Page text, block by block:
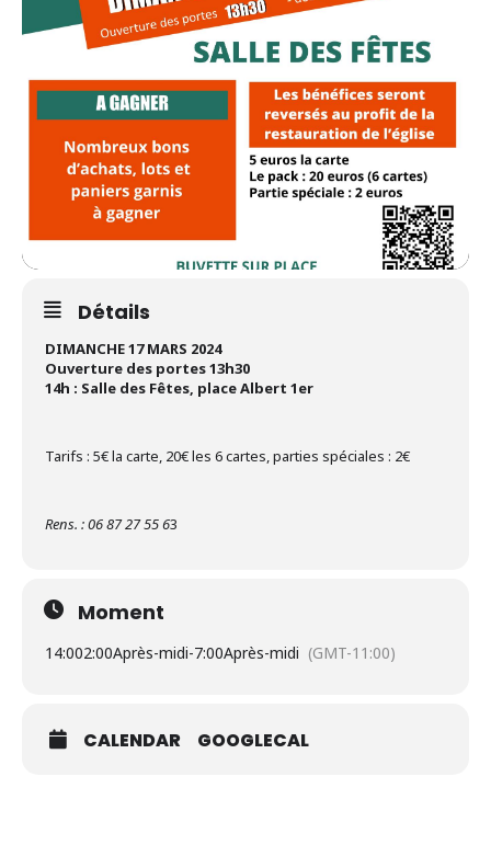
Détails
DIMANCHE 17 MARS 2024
Ouverture des portes 13h30
14h : Salle des Fêtes, place Albert 1er
Tarifs : 5€ la carte, 20€ les 6 cartes, parties spéciales : 2€
Rens. : 06 87 27 55 63
Moment
14:002:00Après-midi-7:00Après-midi (GMT-11:00)
CALENDAR GOOGLECAL